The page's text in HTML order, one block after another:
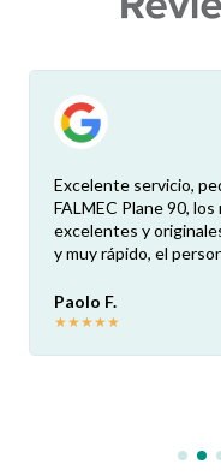
Excelente servicio,
FALMEC Plane 90,
excelentes y
y muy rápido, el
Paolo F.
★★★★★